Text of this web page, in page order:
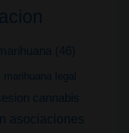
(46)
marihuana legal
cannabis
asociaciones